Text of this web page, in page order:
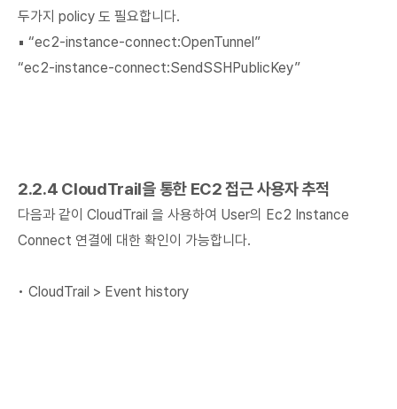
두가지 policy 도 필요합니다.
▪ “ec2-instance-connect:OpenTunnel”
“ec2-instance-connect:SendSSHPublicKey”
2.2.4 CloudTrail을 통한 EC2 접근 사용자 추적
다음과 같이 CloudTrail 을 사용하여 User의 Ec2 Instance
Connect 연결에 대한 확인이 가능합니다.
• CloudTrail > Event history